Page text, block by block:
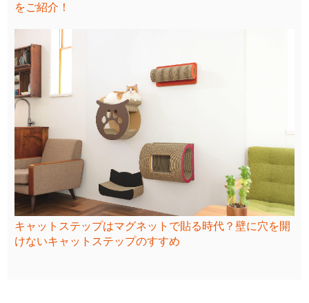
をご紹介！
キャットステップはマグネットで貼る時代？壁に穴を開
けないキャットステップのすすめ